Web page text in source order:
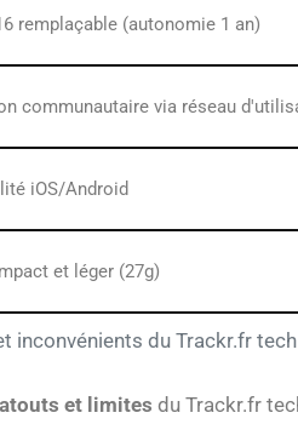
inconvénients du Trackr.fr tech
remplaçable (autonomie 1 an)
communautaire via réseau
iOS/Android
et léger (27g)
et limites du Trackr.fr